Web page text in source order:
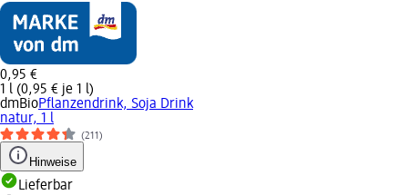
0,95 €
1 l (0,95 € je 1 l)
dmBioPflanzendrink, Soja Drink
natur, 1 l
(211)
Hinweise
Lieferbar